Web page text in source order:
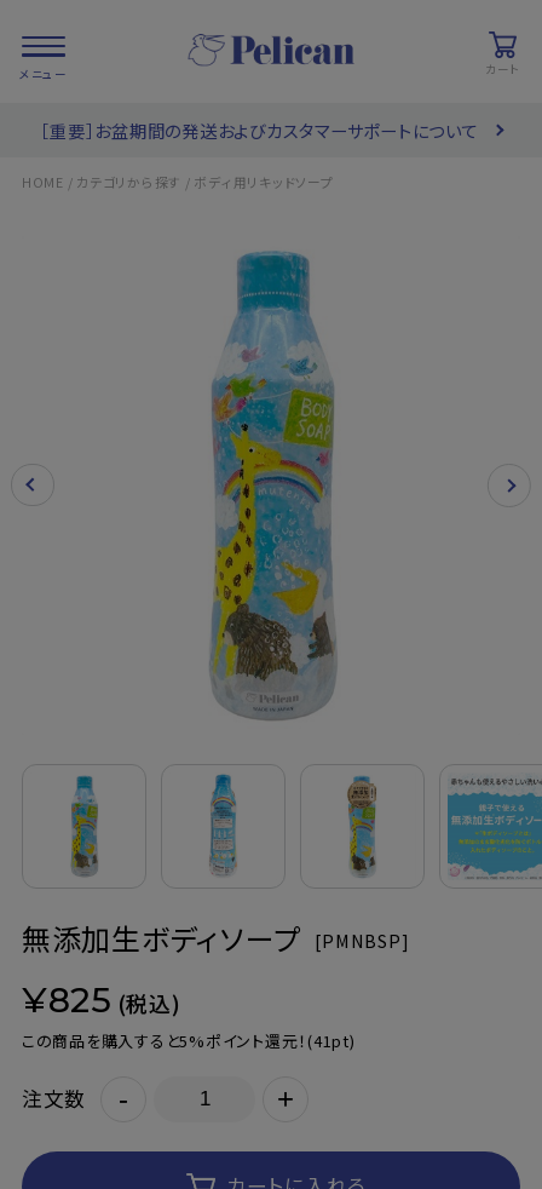
カート
/ 商品を探す
COLLECTIONS/ ブランド一覧
ご利用案内
よくあるご質問
会員登録でお得
NEWS一覧
［重要］お盆期間の発送およびカスタマーサポートについて
HOME / カテゴリから探す / ボディ用リキッドソープ
無添加生ボディソープ [PMNBSP]
¥825 (税込)
この商品を購入すると5%ポイント還元！ (41pt)
注文数 - +